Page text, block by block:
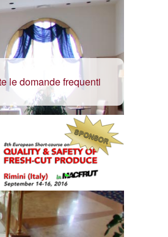
le domande frequenti